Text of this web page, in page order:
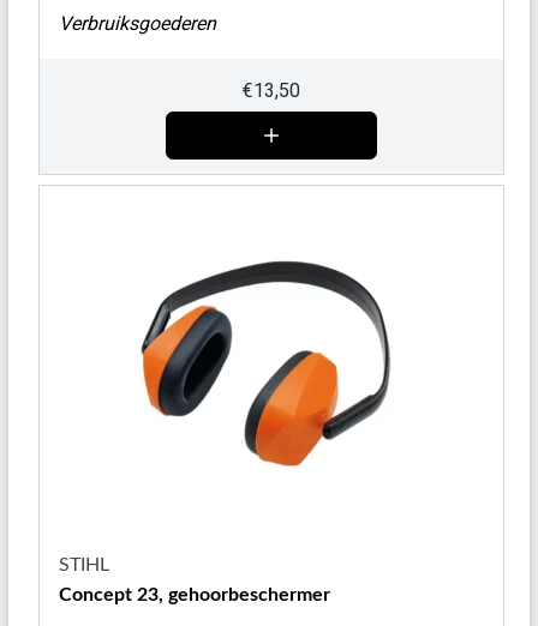
Verbruiksgoederen
€13,50
STIHL
Concept 23, gehoorbeschermer